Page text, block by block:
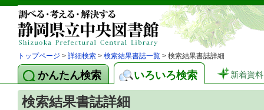
トップページ > 詳細検索 > 検索結果書誌一覧 > 検索結果書誌詳細
かんたん検索 いろいろ検索 新着資料
検索結果書誌詳細